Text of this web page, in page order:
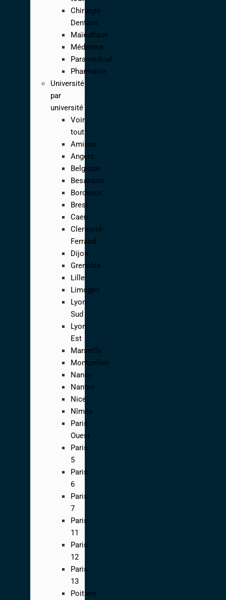
Chirurgie-
Dentaire
Maïeutique
Médecine
Paramédical
Pharmacie
Université
par
université
Voir
tout
Amiens
Angers
Belgique
Besançon
Bordeaux
Brest
Caen
Clermont-
Ferrand
Dijon
Grenoble
Lille
Limoges
Lyon-
Sud
Lyon
Est
Marseille
Montpellier
Nancy
Nantes
Nice
Nîmes
Paris
Ouest
Paris
5
Paris
6
Paris
7
Paris
11
Paris
12
Paris
13
Poitiers